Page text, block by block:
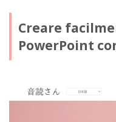
Creare
PowerPoint